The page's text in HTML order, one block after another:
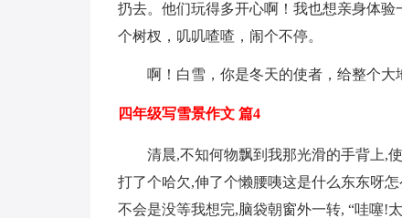
扔去。他们玩得多开心啊！我也想亲身体
个树杈，叽叽喳喳，闹个不停。
啊！白雪，你是冬天的使者，给整个大
四年级写雪景作文 篇4
清晨,不知何物飘到我那光滑的手背上,
打了个哈欠,伸了个懒腰咦这是什么东东呀
不会是没等我想完,脑袋朝窗外一转, “哇噻!